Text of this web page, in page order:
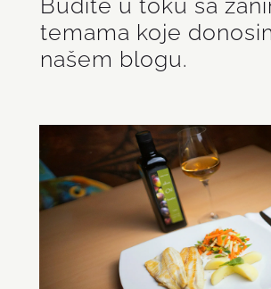
Budite u toku sa
temama koje
našem blogu.